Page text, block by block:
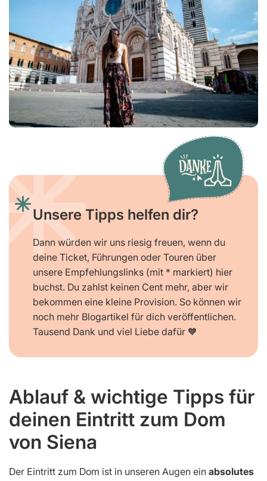
Unsere Tipps helfen dir?
Dann würden wir uns riesig freuen, wenn du
deine Ticket, Führungen oder Touren über
unsere Empfehlungslinks (mit * markiert) hier
buchst. Du zahlst keinen Cent mehr, aber wir
bekommen eine kleine Provision. So können wir
noch mehr Blogartikel für dich veröffentlichen.
Tausend Dank und viel Liebe dafür 🧡
Ablauf & wichtige Tipps für
deinen Eintritt zum Dom
von Siena
Der Eintritt zum Dom ist in unseren Augen ein absolutes